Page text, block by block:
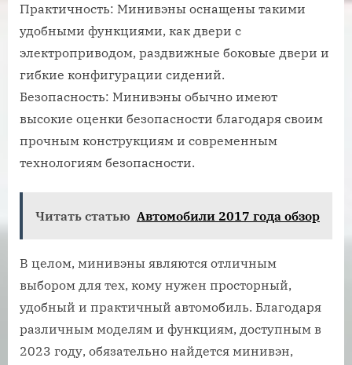
Практичность: Минивэны оснащены такими
удобными функциями, как двери с
электроприводом, раздвижные боковые двери и
гибкие конфигурации сидений.
Безопасность: Минивэны обычно имеют
высокие оценки безопасности благодаря своим
прочным конструкциям и современным
технологиям безопасности.
Читать статью Автомобили 2017 года обзор
В целом, минивэны являются отличным
выбором для тех, кому нужен просторный,
удобный и практичный автомобиль. Благодаря
различным моделям и функциям, доступным в
2023 году, обязательно найдется минивэн,